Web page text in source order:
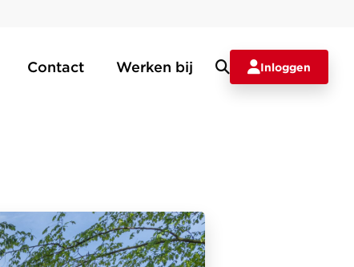
Contact Werken bij Inloggen